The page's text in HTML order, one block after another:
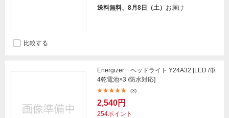
送料無料、8月8日（土） お届け
比較する
Energizer ヘッドライト Y24A32 [LED /単
4乾電池×3 /防水対応]
(3)
2,540円
254ポイント